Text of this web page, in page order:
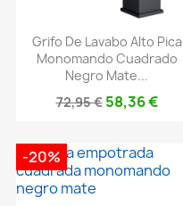
Grifo De Lavabo Alto Pica
Monomando Cuadrado
Negro Mate...
72,95 € 58,36 €
-20%